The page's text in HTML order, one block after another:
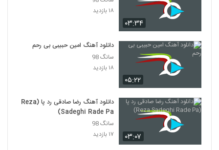
آهنگ امین ثابت قدم بنام نمیشه که نمیشه
5311
Mohammad Nematzadeh Safar
آهنگ محمد نیکو بنام وقتی با من هستی
آهنگ ایرانی اصل از ماکان بند(پاپ)
۳۰۰ بازدید
۰۳:۳۴
۱۸ بازدید
۰۵:۲۲
دانلود آهنگ امین حبیبی بی رحم
سانگ 98
۱۸ بازدید
۰۳:۰۷
دانلود آهنگ رضا صادقی رد پا (Reza
Sadeghi Rade Pa)
سانگ 98
۱۷ بازدید